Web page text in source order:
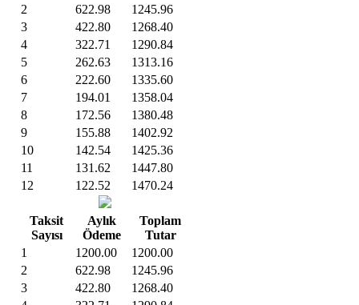
2
622.98
1245.96
3
422.80
1268.40
4
322.71
1290.84
5
262.63
1313.16
6
222.60
1335.60
7
194.01
1358.04
8
172.56
1380.48
9
155.88
1402.92
10
142.54
1425.36
11
131.62
1447.80
12
122.52 1470.24
Taksit
Sayısı
Aylık
Ödeme
Toplam
Tutar
1
1200.00
1200.00
2
622.98
1245.96
3
422.80
1268.40